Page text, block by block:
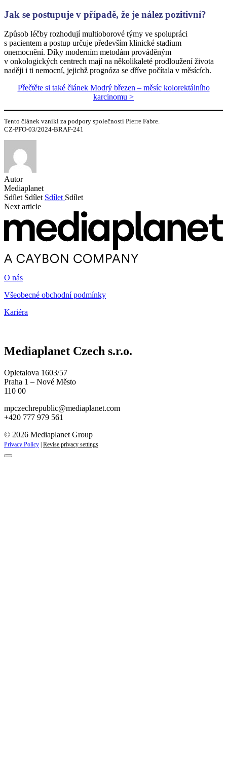
Jak se postupuje v případě, že je nález pozitivní?
Způsob léčby rozhodují multioborové týmy ve spolupráci
s pacientem a postup určuje především klinické stadium
onemocnění. Díky moderním metodám prováděným
v onkologických centrech mají na několikaleté prodloužení života
naději i ti nemocní, jejichž prognóza se dříve počítala v měsících.
Přečtěte si také článek Modrý březen – měsíc kolorektálního
karcinomu >
Tento článek vznikl za podpory společnosti Pierre Fabre.
CZ-PFO-03/2024-BRAF-241
Autor
Mediaplanet
Sdílet Sdílet Sdílet Sdílet
Next article
O nás
Všeobecné obchodní podmínky
Kariéra
Mediaplanet Czech s.r.o.
Opletalova 1603/57
Praha 1 – Nové Město
110 00
mpczechrepublic@mediaplanet.com
+420 777 979 561
© 2026 Mediaplanet Group
Privacy Policy | Revise privacy settings